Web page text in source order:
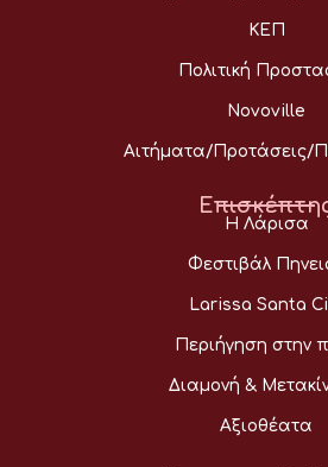
ΚΕΠ
Πολιτική
Novoville
Αιτήματα/Προτάσεις/
Η Λάρισα
Φεστιβάλ
Larissa Santa
Περιήγηση στην
Διαμονή &
Αξιοθέατα